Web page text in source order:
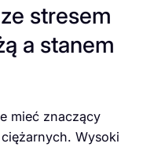
stresem
a stanem
mieć znaczący
Wysoki